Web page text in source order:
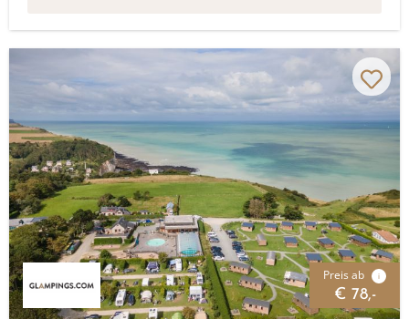
Preis ab i
€ 78,-